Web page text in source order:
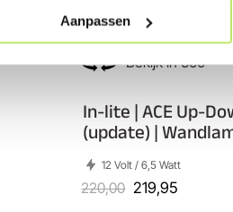
Aanpassen
Bekijk in 360°
In-lite | ACE Up-
(update) |
12 Volt / 6,5 Watt
220,00 219,95